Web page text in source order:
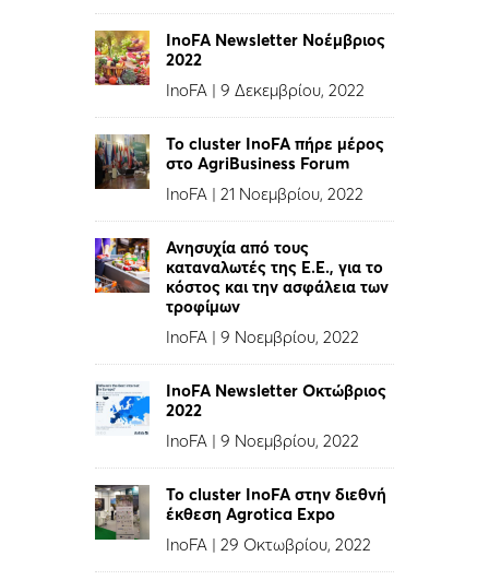
InoFA Newsletter Νοέμβριος
2022
InoFA |9 Δεκεμβρίου, 2022
Το cluster InoFA πήρε μέρος
στο AgriBusiness Forum
InoFA |21 Νοεμβρίου, 2022
Ανησυχία από τους
καταναλωτές της Ε.Ε., για το
κόστος και την ασφάλεια των
τροφίμων
InoFA |9 Νοεμβρίου, 2022
InoFA Newsletter Οκτώβριος
2022
InoFA |9 Νοεμβρίου, 2022
Το cluster InoFA στην διεθνή
έκθεση Agrotica Expo
InoFA |29 Οκτωβρίου, 2022